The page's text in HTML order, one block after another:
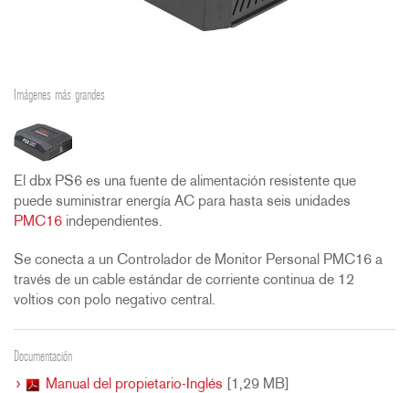
Imágenes más grandes
El dbx PS6 es una fuente de alimentación resistente que
puede suministrar energía AC para hasta seis unidades
PMC16 independientes.
Se conecta a un Controlador de Monitor Personal PMC16 a
través de un cable estándar de corriente continua de 12
voltios con polo negativo central.
Documentación
Manual del propietario-Inglés [1,29 MB]